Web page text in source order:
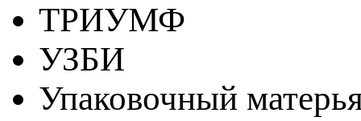
ТРИУМФ
УЗБИ
Упаковочный